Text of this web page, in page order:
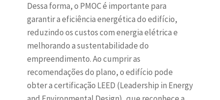
Dessa forma, o PMOC é importante para
garantir a eficiência energética do edifício,
reduzindo os custos com energia elétrica e
melhorando a sustentabilidade do
empreendimento. Ao cumprir as
recomendações do plano, o edifício pode
obter a certificação LEED (Leadership in Energy